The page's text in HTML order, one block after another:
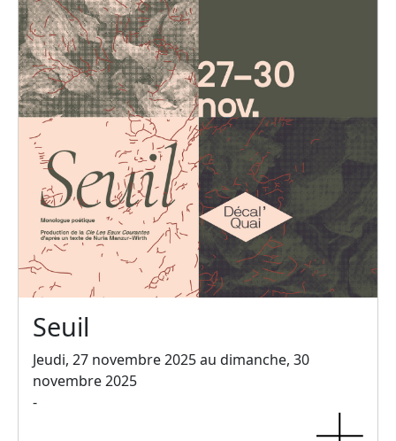
Seuil
Jeudi, 27 novembre 2025 au dimanche, 30
novembre 2025
-